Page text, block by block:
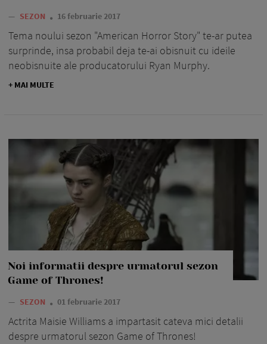
— SEZON 16 februarie 2017
Tema noului sezon "American Horror Story" te-ar putea
surprinde, insa probabil deja te-ai obisnuit cu ideile
neobisnuite ale producatorului Ryan Murphy.
+ MAI MULTE
Noi informatii despre urmatorul sezon
Game of Thrones!
— SEZON 01 februarie 2017
Actrita Maisie Williams a impartasit cateva mici detalii
despre urmatorul sezon Game of Thrones!